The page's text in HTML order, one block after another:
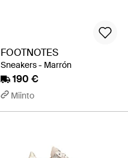
FOOTNOTES
Sneakers - Marrón
190 €
Miinto